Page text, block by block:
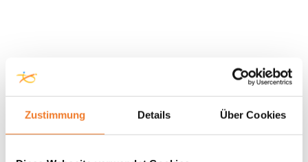
Zustimmung Details Über Cookies